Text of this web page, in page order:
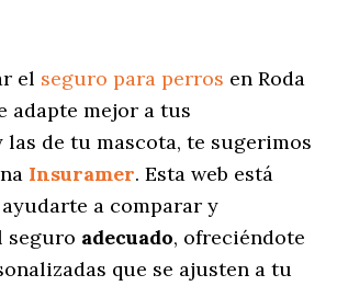
el seguro para perros en Roda
adapte mejor a tus
las de tu mascota, te sugerimos
Insuramer. Esta web está
a comparar y
seguro adecuado, ofreciéndote
que se ajusten a tu